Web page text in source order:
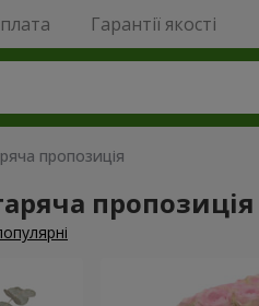
Гарантії якості
пропозиція
пропозиція